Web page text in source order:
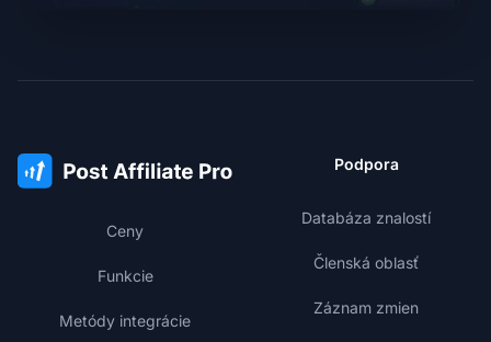
Ceny
Funkcie
Metódy integrácie
Podpora
Databáza znalostí
Členská oblasť
Záznam zmien